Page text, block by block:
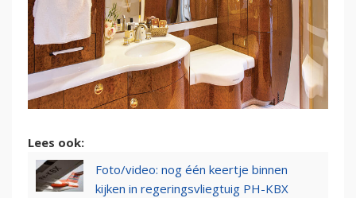
Lees ook:
Foto/video: nog één keertje binnen
kijken in regeringsvliegtuig PH-KBX